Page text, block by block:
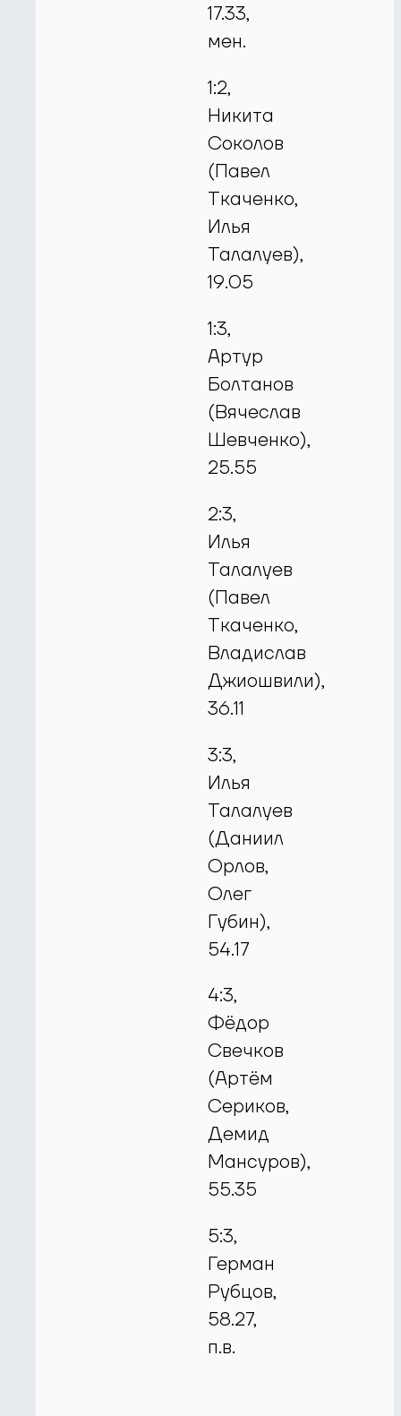
17.33,
мен.
1:2,
Никита
Соколов
(Павел
Ткаченко,
Илья
Талалуев),
19.05
1:3,
Артур
Болтанов
(Вячеслав
Шевченко),
25.55
2:3,
Илья
Талалуев
(Павел
Ткаченко,
Владислав
Джиошвили),
36.11
3:3,
Илья
Талалуев
(Даниил
Орлов,
Олег
Губин),
54.17
4:3,
Фёдор
Свечков
(Артём
Сериков,
Демид
Мансуров),
55.35
5:3,
Герман
Рубцов,
58.27,
п.в.